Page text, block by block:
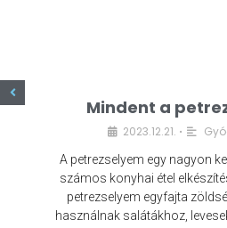
Mindent a
2023.12.21. •
A petrezselyem egy nagyon
számos konyhai étel
petrezselyem egyfajta
használnak salátákhoz,